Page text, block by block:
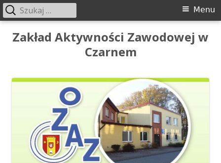
Przeskocz
Zakład Aktywności Zawodowej w
Czarnem
Menu
główne
Menu
Szukaj: